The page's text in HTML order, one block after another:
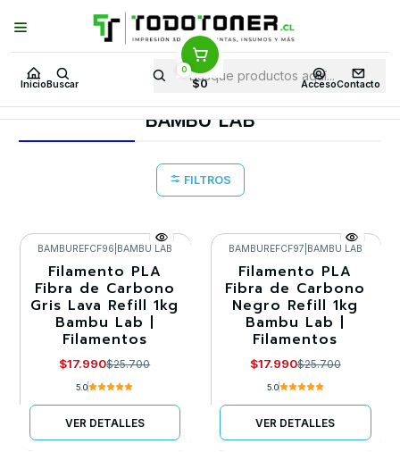
Inicio Buscar
0
$0 AccesoContacto
Puedes Elegir: Comprar enTienda· Despachoa Todo Chile · Retiro en
Tienda en24 Horas
Inicio Todo 3D FILAMENTOS TODO FIBRA DE CARBONO PLA
BAMBU LAB
BAMBU LAB
FILTROS
-30%
Agotado
BAMBUREFCF96 BAMBU LAB
Filamento PLA
Fibra de Carbono
Gris Lava Refill 1kg
Bambu Lab |
Filamentos
$17.990$25.700
5.0
VER DETALLES
-30%
Agotado
BAMBUREFCF97 BAMBU LAB
Filamento PLA
Fibra de Carbono
Negro Refill 1kg
Bambu Lab |
Filamentos
$17.990$25.700
5.0
VER DETALLES